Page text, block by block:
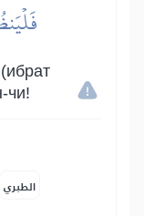
чи!
الطبري